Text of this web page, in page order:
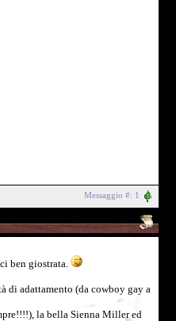
Messaggio #: 1
ben giostrata.
di adattamento (da cowboy gay a
la bella Sienna Miller ed